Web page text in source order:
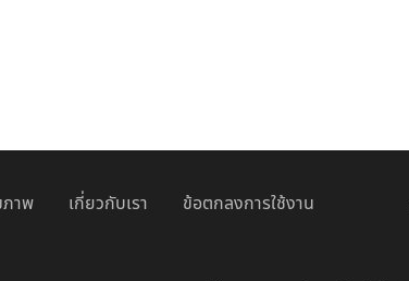
าพ เกี่ยวกับเรา ข้อตกลงการใช้งาน